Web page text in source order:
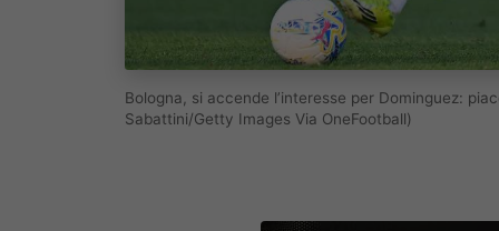
Bologna, si accende l’interesse per Dominguez:
Sabattini/Getty Images Via OneFootball)